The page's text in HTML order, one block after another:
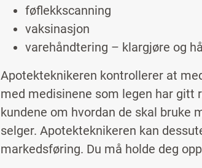
føflekkscanning
vaksinasjon
varehåndtering – klargjøre og
Apotekteknikeren kontrollerer at
med medisinene som legen har gitt
kundene om hvordan de skal bruke
selger. Apotekteknikeren kan
markedsføring. Du må holde deg